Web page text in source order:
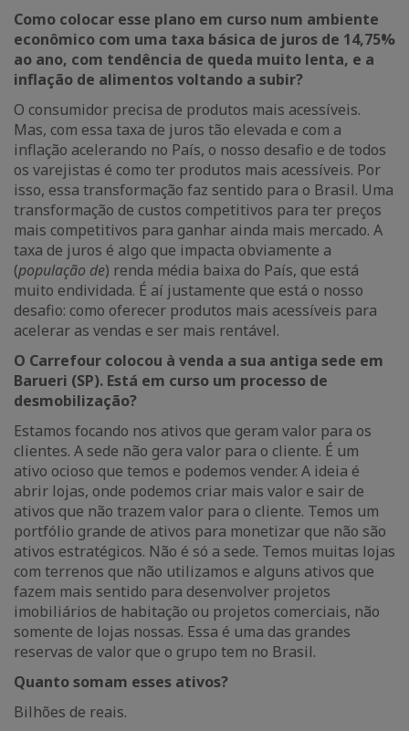
Como colocar esse plano em curso num ambiente
econômico com uma taxa básica de juros de 14,75%
ao ano, com tendência de queda muito lenta, e a
inflação de alimentos voltando a subir?
O consumidor precisa de produtos mais acessíveis.
Mas, com essa taxa de juros tão elevada e com a
inflação acelerando no País, o nosso desafio e de todos
os varejistas é como ter produtos mais acessíveis. Por
isso, essa transformação faz sentido para o Brasil. Uma
transformação de custos competitivos para ter preços
mais competitivos para ganhar ainda mais mercado. A
taxa de juros é algo que impacta obviamente a
(população de) renda média baixa do País, que está
muito endividada. É aí justamente que está o nosso
desafio: como oferecer produtos mais acessíveis para
acelerar as vendas e ser mais rentável.
O Carrefour colocou à venda a sua antiga sede em
Barueri (SP). Está em curso um processo de
desmobilização?
Estamos focando nos ativos que geram valor para os
clientes. A sede não gera valor para o cliente. É um
ativo ocioso que temos e podemos vender. A ideia é
abrir lojas, onde podemos criar mais valor e sair de
ativos que não trazem valor para o cliente. Temos um
portfólio grande de ativos para monetizar que não são
ativos estratégicos. Não é só a sede. Temos muitas lojas
com terrenos que não utilizamos e alguns ativos que
fazem mais sentido para desenvolver projetos
imobiliários de habitação ou projetos comerciais, não
somente de lojas nossas. Essa é uma das grandes
reservas de valor que o grupo tem no Brasil.
Quanto somam esses ativos?
Bilhões de reais.